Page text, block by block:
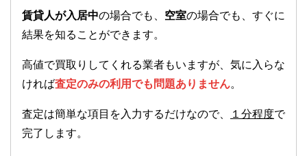
賃貸人が入居中の場合でも、 空室の場合でも、すぐに
結果を知ることができます。
高値で買取りしてくれる業者もいますが、気に入らな
ければ査定のみの利用でも問題ありません。
査定は簡単な項目を入力するだけなので、 １分程度で
完了します。